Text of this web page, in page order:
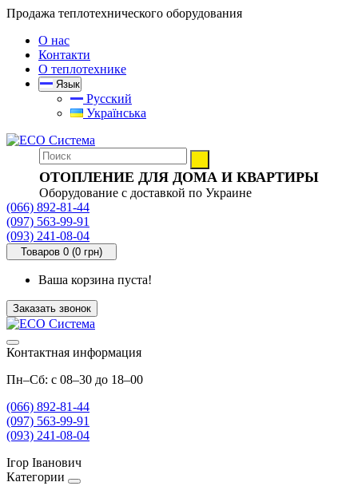
Продажа теплотехнического оборудования
О нас
Контакти
О теплотехнике
Язык
Русский
Українська
ОТОПЛЕНИЕ ДЛЯ ДОМА И КВАРТИРЫ
Оборудование с доставкой по Украине
(066) 892-81-44
(097) 563-99-91
(093) 241-08-04
Товаров 0 (0 грн)
Ваша корзина пуста!
Заказать звонок
Контактная информация
Пн–Сб: с 08–30 до 18–00
(066) 892-81-44
(097) 563-99-91
(093) 241-08-04
Ігор Іванович
Категории